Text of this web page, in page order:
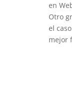
en
Otro
el
mejor